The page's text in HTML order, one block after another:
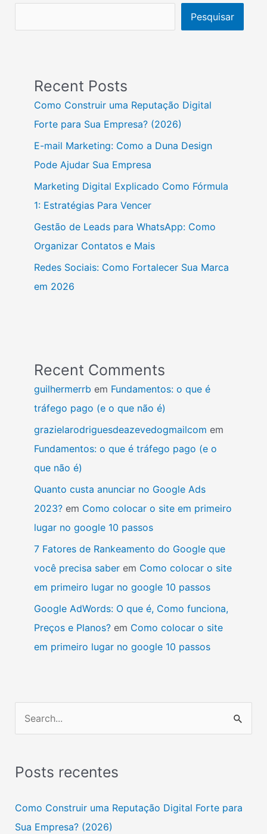
Pesquisar
Recent Posts
Como Construir uma Reputação Digital
Forte para Sua Empresa? (2026)
E-mail Marketing: Como a Duna Design
Pode Ajudar Sua Empresa
Marketing Digital Explicado Como Fórmula
1: Estratégias Para Vencer
Gestão de Leads para WhatsApp: Como
Organizar Contatos e Mais
Redes Sociais: Como Fortalecer Sua Marca
em 2026
Recent Comments
guilhermerrb em Fundamentos: o que é
tráfego pago (e o que não é)
grazielarodriguesdeazevedogmailcom em
Fundamentos: o que é tráfego pago (e o
que não é)
Quanto custa anunciar no Google Ads
2023?em Como colocar o site em primeiro
lugar no google 10 passos
7 Fatores de Rankeamento do Google que
você precisa saberem Como colocar o site
em primeiro lugar no google 10 passos
Google AdWords: O que é, Como funciona,
Preços e Planos?em Como colocar o site
em primeiro lugar no google 10 passos
qPosts recentes
Como Construir uma Reputação Digital Forte para
Sua Empresa? (2026)